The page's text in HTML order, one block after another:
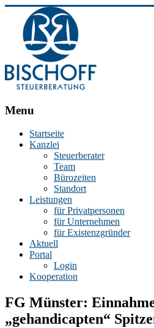
BISCHOFF
Stephan
Steuerberater
Essen
Menu
Startseite
Kanzlei
Steuerberater
Team
Bürozeiten
Standort
Leistungen
für Privatpersonen
für Unternehmen
für Existenzgründer
Aktuell
Portal
Login
Kooperation
FG Münster:
„gehandicapten“